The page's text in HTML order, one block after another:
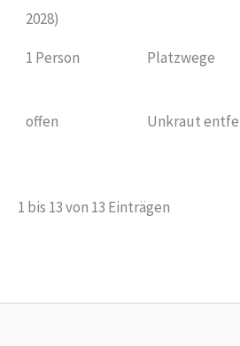
2028)
1 Person
Platzwege
offen
Unkraut
1 bis 13 von 13 Einträgen